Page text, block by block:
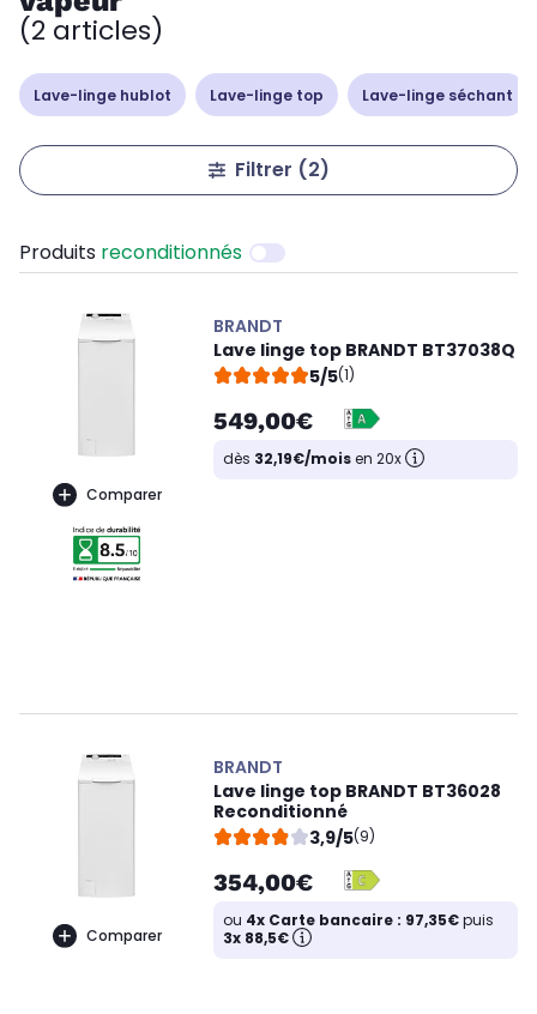
(2 articles)
Lave-linge hublot Lave-linge top Lave-linge séchant
Filtrer (2)
Produits reconditionnés
Comparer
BRANDT
Lave linge top BRANDT BT37038Q
5/5(1)
549,00€
dès 32,19€/moisen 20x
Comparer
BRANDT
Lave linge top BRANDT BT36028
Reconditionné
3,9/5(9)
354,00€
ou 4x Carte bancaire : 97,35€puis
3x 88,5€